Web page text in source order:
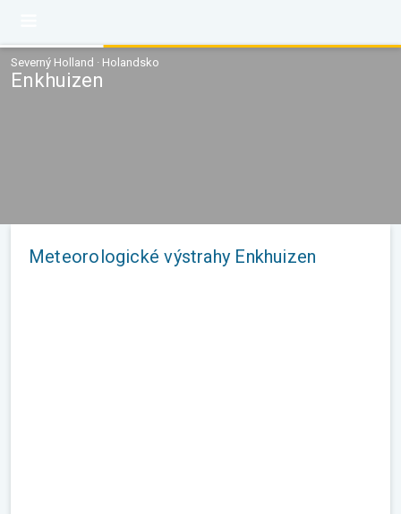
Severný Holland · Holandsko
Enkhuizen
Meteorologické výstrahy Enkhuizen